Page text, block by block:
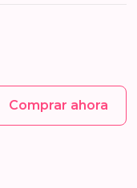
Comprar ahora